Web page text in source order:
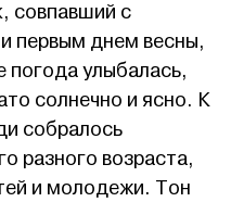
совпавший с
первым днем весны,
улыбалась,
солнечно и ясно. К
собралось
разного возраста,
и молодежи. Тон